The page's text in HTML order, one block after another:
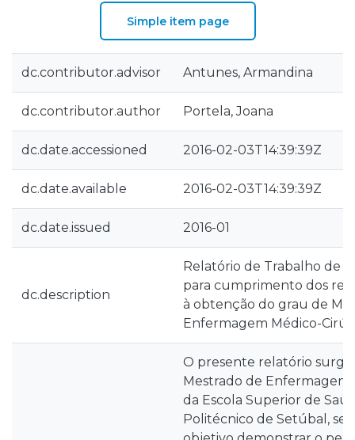
Simple item page
dc.contributor.advisor Antunes, Armandina
dc.contributor.author Portela, Joana
dc.date.accessioned 2016-02-03T14:39:39Z
dc.date.available 2016-02-03T14:39:39Z
dc.date.issued 2016-01
dc.description
Relatório de Trabalho de
para cumprimento dos
à obtenção do grau de
Enfermagem Médico-
O presente relatório surge
Mestrado de Enfermagem
da Escola Superior de
Politécnico de Setúbal,